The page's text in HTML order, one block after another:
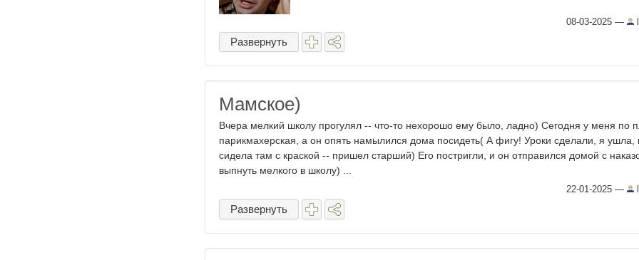
08-03-2025 —
Развернуть
Мамское)
Вчера мелкий школу прогулял -- что-то нехорошо ему было, ладно) Сегодня у меня по
парикмахерская, а он опять намылился дома посидеть( А фигу! Уроки сделали, я ушла,
сидела там с краской -- пришел старший) Его постригли, и он отправился домой с
выпнуть мелкого в школу) ...
22-01-2025 —
Развернуть